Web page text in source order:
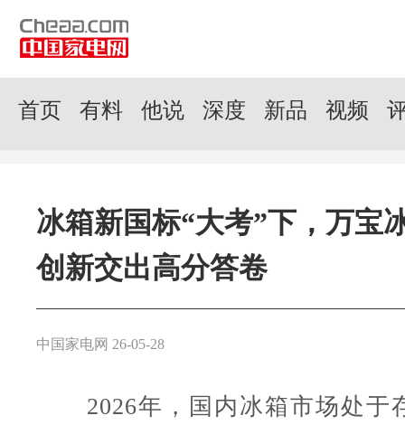
首页 有料 他说 深度 新品 视频
冰箱新国标“大考”下，万宝
创新交出高分答卷
中国家电网 26-05-28
2026年，国内冰箱市场处于